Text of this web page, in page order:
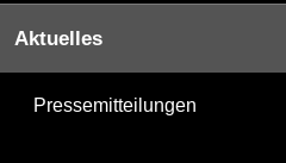
Aktuelles
Pressemitteilungen